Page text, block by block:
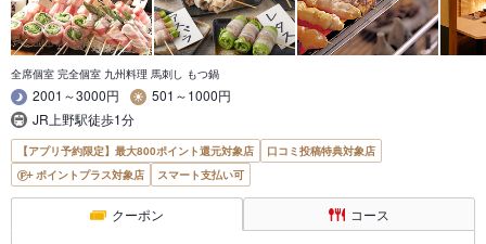
全席個室 完全個室 九州料理 馬刺し もつ鍋
2001～3000円
501～1000円
JR上野駅徒歩1分
【アプリ予約限定】最大800ポイント還元対象店
口コミ投稿特典対象店
ポイントプラス対象店
スマート支払い可
クーポン コース